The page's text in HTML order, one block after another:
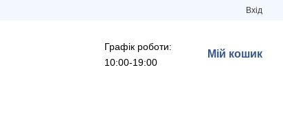
Вхід
Графік роботи:
10:00-19:00
Мій кошик